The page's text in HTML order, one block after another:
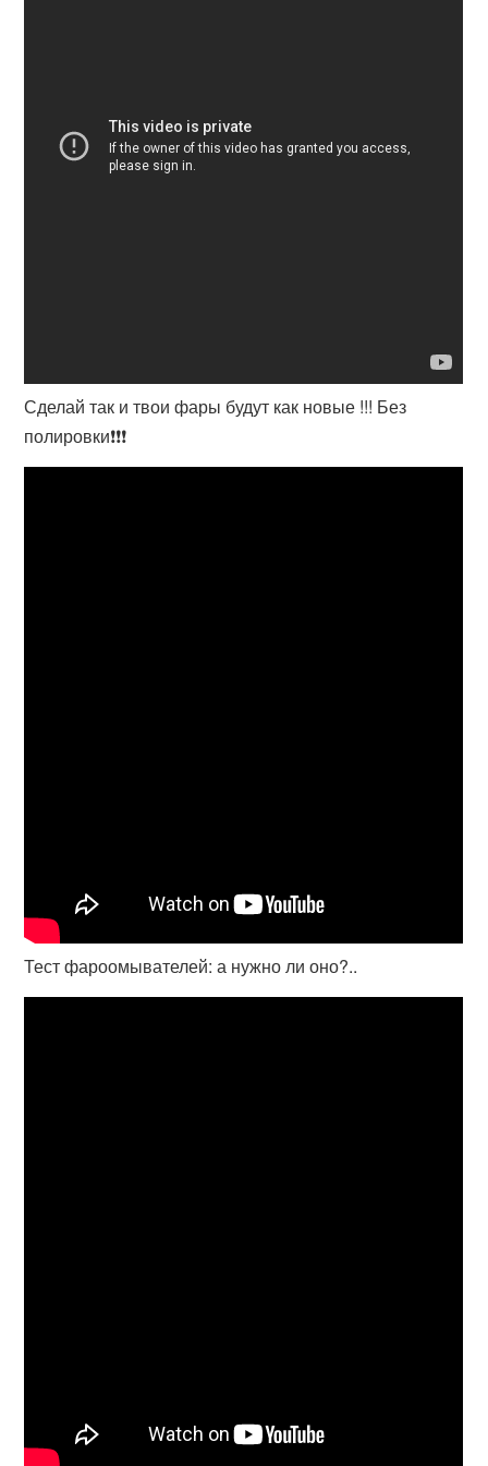
Сделай так и твои фары будут как новые !!! Без
полировки❗❗❗
Тест фароомывателей: а нужно ли оно?..